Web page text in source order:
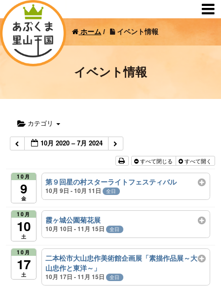
ホーム / イベント情報
イベント情報
カテゴリ
10月 2020 – 7月 2024
すべて閉じる すべて開く
10月
9
金
第９回星の村スターライトフェスティバル
10月 9日 - 10月 11日 全日
10月
10
土
霞ヶ城公園菊花展
10月 10日 - 11月 15日 全日
10月
17
土
二本松市大山忠作美術館企画展「素描作品展～大
山忠作と東洋～」
10月 17日 - 11月 15日 全日